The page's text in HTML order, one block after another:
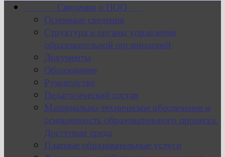
Сведения о ПОО
Основные сведения
Структура и органы управления
образовательной организацией
Документы
Образование
Руководство
Педагогический состав
Материально-техническое обеспечение и
оснащенность образовательного процесса.
Доступная среда
Платные образовательные услуги